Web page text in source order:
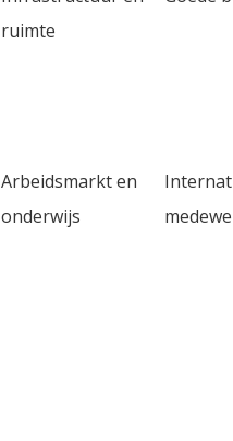
ruimte
Arbeidsmarkt en
onderwijs